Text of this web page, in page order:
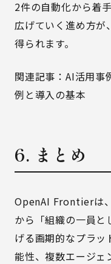
2件の自動化から着
広げていく進め方が
得られます。
関連記事： AI活用事
例と導入の基本
6. まとめ
OpenAI Frontierは
から「組織の一員と
げる画期的なプラッ
能性、複数エージェ